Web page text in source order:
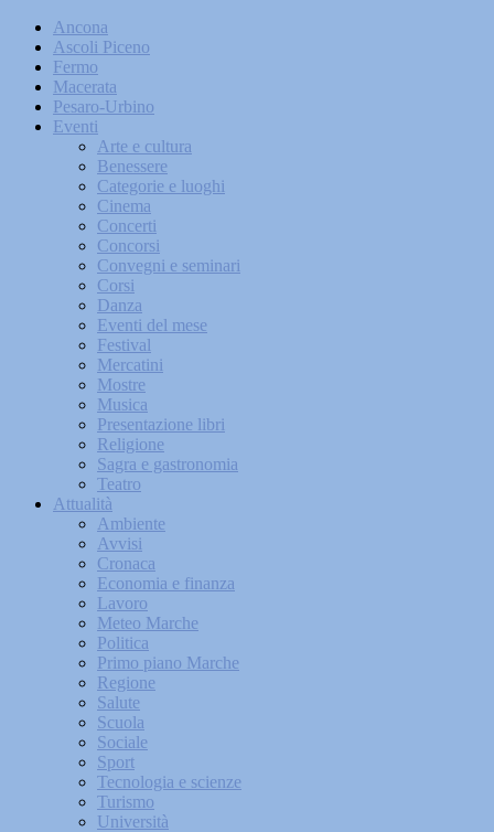
Ancona
Ascoli Piceno
Fermo
Macerata
Pesaro-Urbino
Eventi
Arte e cultura
Benessere
Categorie e luoghi
Cinema
Concerti
Concorsi
Convegni e seminari
Corsi
Danza
Eventi del mese
Festival
Mercatini
Mostre
Musica
Presentazione libri
Religione
Sagra e gastronomia
Teatro
Attualità
Ambiente
Avvisi
Cronaca
Economia e finanza
Lavoro
Meteo Marche
Politica
Primo piano Marche
Regione
Salute
Scuola
Sociale
Sport
Tecnologia e scienze
Turismo
Università